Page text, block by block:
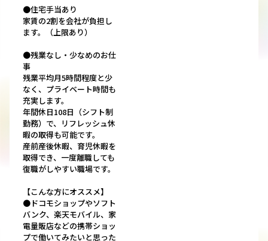
●住宅手当あり
家賃の2割を会社が負担し
ます。（上限あり）
●残業なし・少なめのお仕
事
残業平均月5時間程度と少
なく、プライベート時間も
充実します。
年間休日108日（シフト制
勤務）で、リフレッシュ休
暇の取得も可能です。
産前産後休暇、育児休暇を
取得でき、一度離職しても
復職がしやすい職場です。
【こんな方にオススメ】
●ドコモショップやソフト
バンク、楽天モバイル、家
電量販店などの携帯ショッ
プで働いてみたいと思った